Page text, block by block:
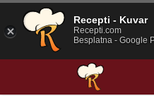
Recepti - Kuvar
Recepti.com
Besplatna - Google